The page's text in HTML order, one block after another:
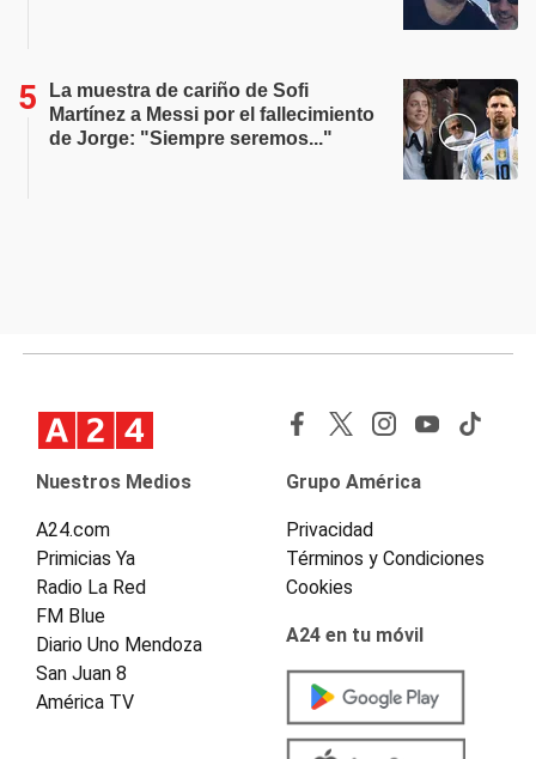
La muestra de cariño de Sofi
Martínez a Messi por el fallecimiento
de Jorge: "Siempre seremos..."
Nuestros Medios
A24.com
Primicias Ya
Radio La Red
FM Blue
Diario Uno Mendoza
San Juan 8
América TV
Grupo América
Privacidad
Términos y Condiciones
Cookies
A24 en tu móvil